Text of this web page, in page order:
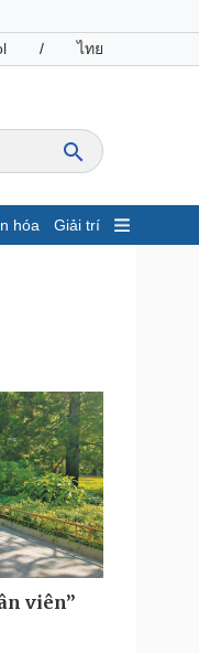
/ ไทย
hóa Giải trí
sự
viên”